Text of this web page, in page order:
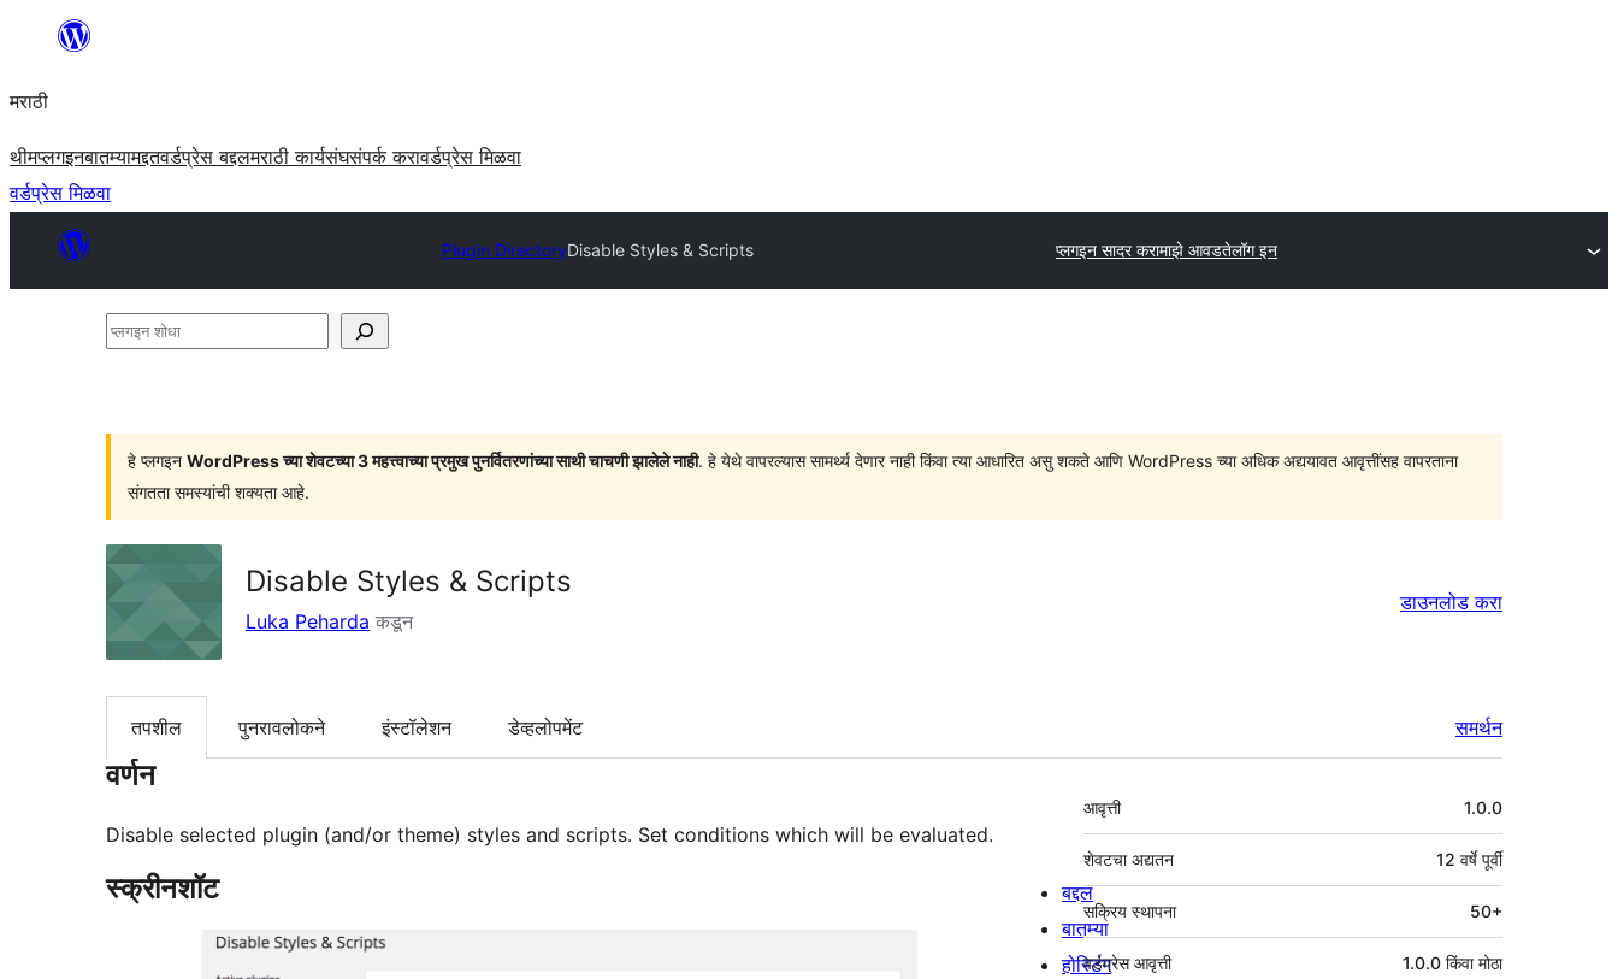
सामुग्रीवर
मराठी
थीमप्लगइनबातम्यामद्दतवर्डप्रेस बद्दलमराठी कार्यसंघसंपर्क करावर्डप्रेस मिळवा
वर्डप्रेस मिळवा
Plugin DirectoryDisable Styles & Scripts प्लगइन सादर करामाझे आवडतेलॉग इन
प्लगइन
हे प्लगइन WordPress च्या शेवटच्या 3 महत्त्वाच्या प्रमुख पुनर्वितरणांच्या साथी चाचणी झालेले नाही. हे येथे वापरल्यास सामर्थ्य देणार नाही किंवा त्या आधारित असु शकते आणि WordPress च्या अधिक अद्ययावत आवृत्तींसह वापरताना
संगतता समस्यांची शक्यता आहे.
Disable Styles & Scripts
Luka Peharda कडून
डाउनलोड करा
तपशील पुनरावलोकने इंस्टॉलेशन डेव्हलोपमेंट समर्थन
वर्णन
Disable selected plugin (and/or theme) styles and scripts. Set conditions which will be evaluated.
स्क्रीनशॉट
मेटा
आवृत्ती 1.0.0
शेवटचा अद्यतन 12 वर्षे पूर्वी
सक्रिय स्थापना 50+
वर्डप्रेस आवृत्ती 1.0.0 किंवा मोठा
बद्दल
बातम्या
होस्टिंग